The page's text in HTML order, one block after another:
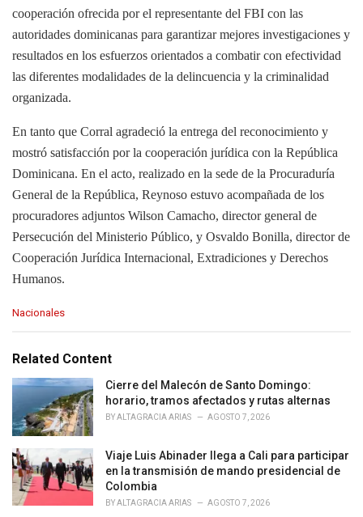
cooperación ofrecida por el representante del FBI con las
autoridades dominicanas para garantizar mejores investigaciones y
resultados en los esfuerzos orientados a combatir con efectividad
las diferentes modalidades de la delincuencia y la criminalidad
organizada.
En tanto que Corral agradeció la entrega del reconocimiento y
mostró satisfacción por la cooperación jurídica con la República
Dominicana. En el acto, realizado en la sede de la Procuraduría
General de la República, Reynoso estuvo acompañada de los
procuradores adjuntos Wilson Camacho, director general de
Persecución del Ministerio Público, y Osvaldo Bonilla, director de
Cooperación Jurídica Internacional, Extradiciones y Derechos
Humanos.
C
e
o
i
e
:
Nacionales
Related Content
Cierre del Malecón de Santo Domingo:
horario, tramos afectados y rutas alternas
BYALTAGRACIA ARIAS AGOSTO 7, 2026
Viaje Luis Abinader llega a Cali para participar
en la transmisión de mando presidencial de
Colombia
BYALTAGRACIA ARIAS AGOSTO 7, 2026